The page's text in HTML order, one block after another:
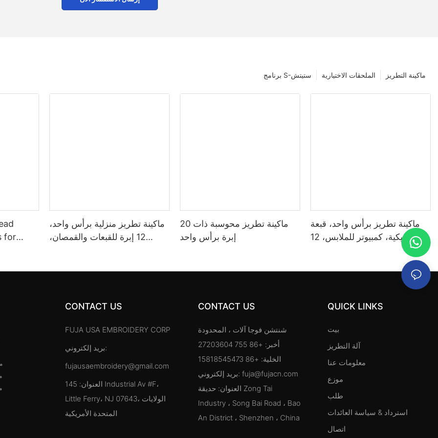
ماكينة التطريز الملحقات الاختيارية برنامج S-ستيتش
for
ماكينة تطريز منزلية برأس واحد،
12 إبرة للقبعات والقمصان،
ماكينة تطريز محوسبة ذات 20
إبرة برأس واحد
ماكينة تطريز برأس واحد، قبعة
أوتوماتيكية، كمبيوتر للملابس، 12
CONTACT US
FUJA USA EMBROIDERY CORP
بريد إلكتروني:
fujausaembroidery@gmail.com
العنوان: 145 Industrial Av #F،
Little Ferry، NJ 07643، الولايات
المتحدة الأمريكية
CONTACT US
شنتشن فوجا آلات ، المحدودة
أخبر: +86 755 27203604
الخلية: +86 15818545473
بريد إلكتروني:fuja@fujacn.com
العنوان: حديقة Zong Tai
Industry ، Song Bai Road ، Bao
An District ، Shenzhen ، China
QUICK LINKS
بيت
آلة التطريز
معلومات عنا
موزع
استرداد & سياسة العائدات
اتصال